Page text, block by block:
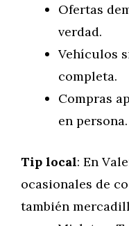
Ofertas
verdad.
Vehículos
completa.
Compras
en persona.
Tip local: En
ocasionales de
también